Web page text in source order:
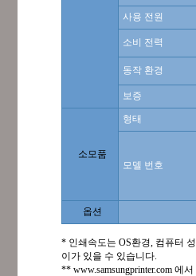
사용 전원
소비 전력
동작 환경
보증
소모품
형태
모델 번호
옵션
* 인쇄속도는 OS환경, 컴퓨터
이가 있을 수 있습니다.
** www.samsungprinter.com 에